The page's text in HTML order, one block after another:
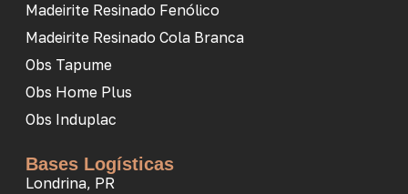
Madeirite Resinado Fenólico
Madeirite Resinado Cola Branca
Obs Tapume
Obs Home Plus
Obs Induplac
Bases Logísticas
Londrina, PR